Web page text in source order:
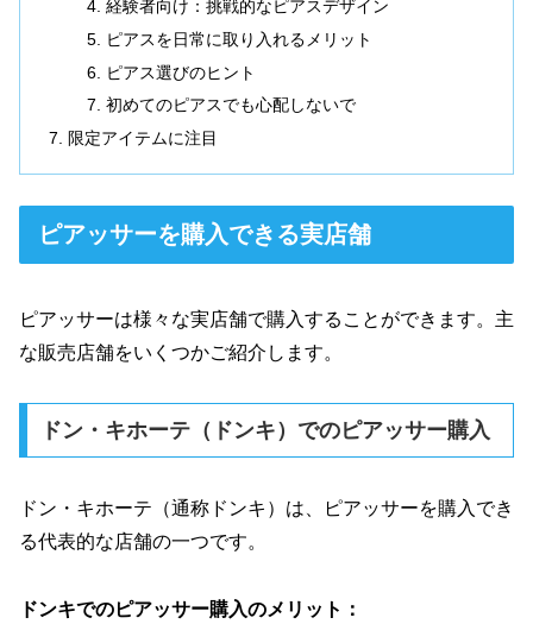
経験者向け：挑戦的なピアスデザイン
ピアスを日常に取り入れるメリット
ピアス選びのヒント
初めてのピアスでも心配しないで
限定アイテムに注目
ピアッサーを購入できる実店舗
ピアッサーは様々な実店舗で購入することができます。主
な販売店舗をいくつかご紹介します。
ドン・キホーテ（ドンキ）でのピアッサー購入
ドン・キホーテ（通称ドンキ）は、ピアッサーを購入でき
る代表的な店舗の一つです。
ドンキでのピアッサー購入のメリット：